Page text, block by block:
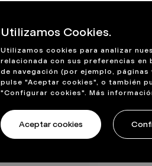
Utilizamos Cookies.
Utilizamos cookies para analizar
relacionada con sus preferencias
de navegación (por ejemplo,
pulse "Aceptar cookies", o también
"Configurar cookies". Más
Aceptar cookies